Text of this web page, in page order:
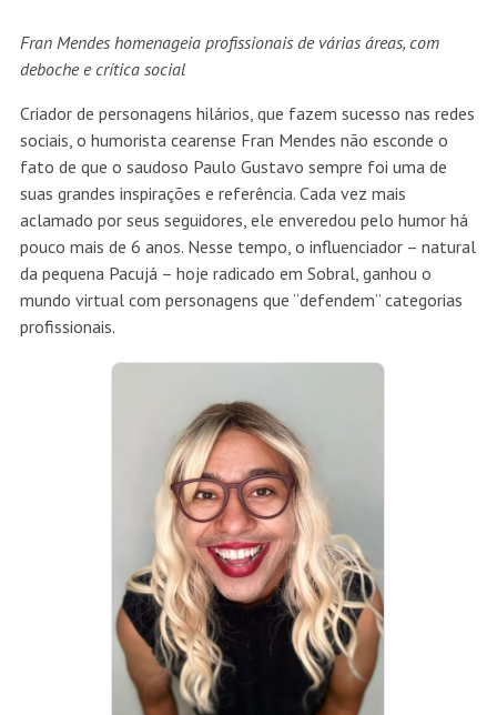
Fran Mendes homenageia profissionais de várias áreas, com
deboche e crítica social
Criador de personagens hilários, que fazem sucesso nas redes
sociais, o humorista cearense Fran Mendes não esconde o
fato de que o saudoso Paulo Gustavo sempre foi uma de
suas grandes inspirações e referência. Cada vez mais
aclamado por seus seguidores, ele enveredou pelo humor há
pouco mais de 6 anos. Nesse tempo, o influenciador – natural
da pequena Pacujá – hoje radicado em Sobral, ganhou o
mundo virtual com personagens que “defendem” categorias
profissionais.